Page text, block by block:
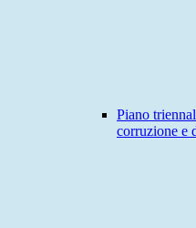
Piano
corruzione e